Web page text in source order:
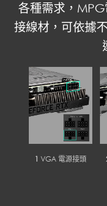
各種需求，
接線材，可依據
1 VGA 電源接頭